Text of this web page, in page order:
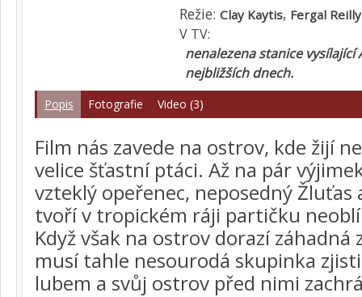
Režie: Clay Kaytis, Fergal Reilly
V TV:
nenalezena stanice vysílající
nejbližších dnech.
Popis Fotografie Video (3)
Film nás zavede na ostrov, kde žijí
velice šťastní ptáci. Až na pár
vzteklý opeřenec, neposedný Žluťas
tvoří v tropickém ráji partičku
Když však na ostrov dorazí záhadná
musí tahle nesourodá skupinka
lubem a svůj ostrov před nimi